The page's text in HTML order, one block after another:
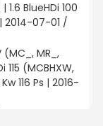
1.6 BlueHDi 100
2014-07-01 /
(MC_, MR_,
115 (MCBHXW,
116 Ps | 2016-
BlueHDi 115